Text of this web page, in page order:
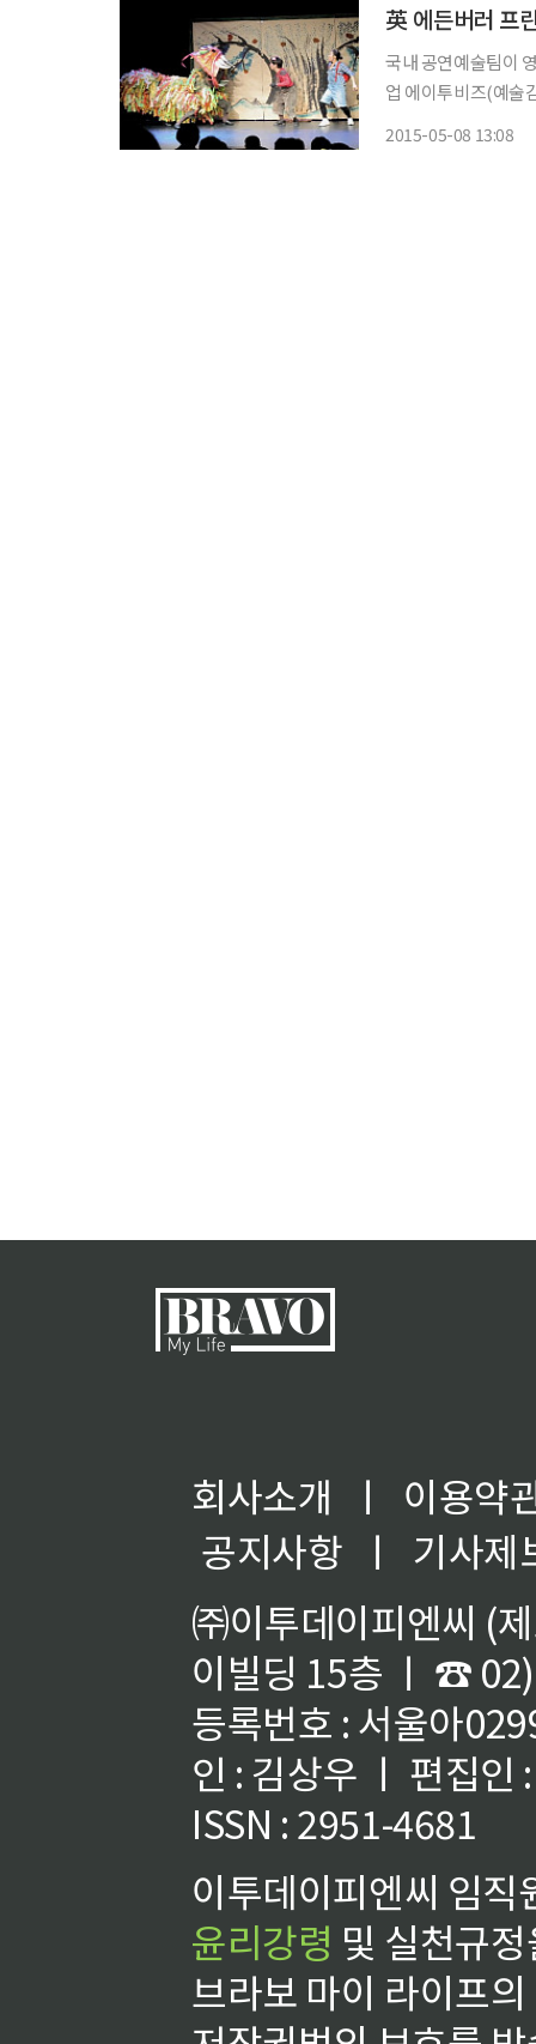
英 에든버러 프
국내 공연예술팀이 영국 에
업 에이투비즈(예술
2015-05-08 13:08
회사소개 ㅣ
이용약
공지사항
ㅣ
기사제
㈜이투데이피엔씨 (
이빌딩 15층 ㅣ ☎
등록번호 : 서울아
인 : 김상우 ㅣ 편집인
ISSN : 2951-4681
이투데이피엔씨 임
윤리강령 및 실천규
브라보 마이 라이프